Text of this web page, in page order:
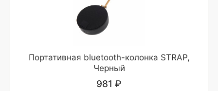
Портативная bluetooth-колонка STRAP,
Черный
981 ₽